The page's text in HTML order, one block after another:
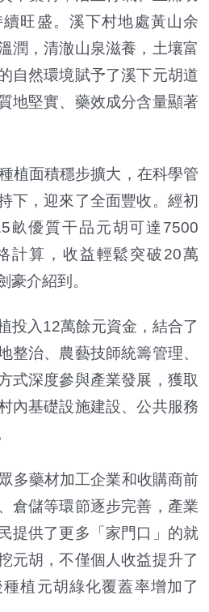
旺盛。溪下村地處黃山余
潤，清澈山泉滋養，土壤富
自然環境賦予了溪下元胡道
地堅實、藥效成分含量顯著
植面積穩步擴大，在科學管
下，迎來了全面豐收。經初
畝優質干品元胡可達7500
計算，收益輕鬆突破20萬
豪介紹到。
投入12萬餘元資金，結合了
整治、農藝技師統籌管理、
式深度參與產業發展，獲取
內基礎設施建設、公共服務
多藥材加工企業和收購商前
倉儲等環節逐步完善，產業
提供了更多「家門口」的就
元胡，不僅個人收益提升了
植元胡綠化覆蓋率增加了